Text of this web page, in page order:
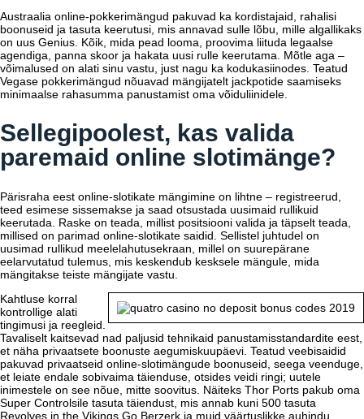
Austraalia online-pokkerimängud pakuvad ka kordistajaid, rahalisi
boonuseid ja tasuta keerutusi, mis annavad sulle lõbu, mille algallikaks
on uus Genius. Kõik, mida pead looma, proovima liituda legaalse
agendiga, panna skoor ja hakata uusi rulle keerutama. Mõtle aga –
võimalused on alati sinu vastu, just nagu ka kodukasiinodes. Teatud
Vegase pokkerimängud nõuavad mängijatelt jackpotide saamiseks
minimaalse rahasumma panustamist oma võiduliinidele.
Sellegipoolest, kas valida
paremaid online slotimänge?
Pärisraha eest online-slotikate mängimine on lihtne – registreerud,
teed esimese sissemakse ja saad otsustada uusimaid rullikuid
keerutada. Raske on teada, millist positsiooni valida ja täpselt teada,
millised on parimad online-slotikate saidid. Sellistel juhtudel on
uusimad rullikud meelelahutusekraan, millel on suurepärane
eelarvutatud tulemus, mis keskendub kesksele mängule, mida
mängitakse teiste mängijate vastu.
Kahtluse korral
kontrollige alati
tingimusi ja reegleid.
Tavaliselt kaitsevad nad paljusid tehnikaid panustamisstandardite eest,
et näha privaatsete boonuste aegumiskuupäevi. Teatud veebisaidid
pakuvad privaatseid online-slotimängude boonuseid, seega veenduge,
et leiate endale sobivaima täienduse, otsides veidi ringi; uutele
inimestele on see nõue, mitte soovitus. Näiteks Thor Ports pakub oma
Super Controlsile tasuta täiendust, mis annab kuni 500 tasuta
Revolves in the Vikings Go Berzerk ja muid väärtuslikke auhindu.